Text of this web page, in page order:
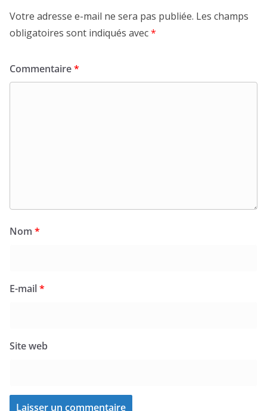
Votre adresse e-mail ne sera pas publiée. Les champs
obligatoires sont indiqués avec*
Commentaire*
Nom *
E-mail*
Site web